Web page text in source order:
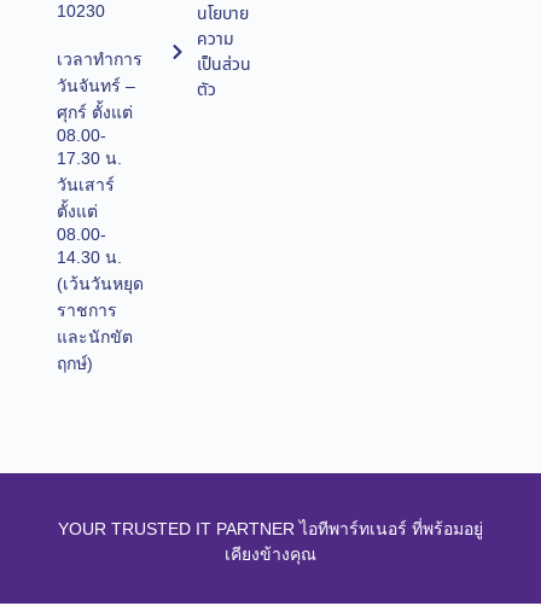
10230
เวลาทำการ
วันจันทร์ –
ศุกร์ ตั้งแต่
08.00-
17.30 น.
วันเสาร์
ตั้งแต่
08.00-
14.30 น.
(เว้นวันหยุด
ราชการ
และนักขัต
ฤกษ์)
นโยบาย
ความ
เป็นส่วน
ตัว
YOUR TRUSTED IT PARTNER ไอทีพาร์ทเนอร์ ที่พร้อมอยู่
เคียงข้างคุณ